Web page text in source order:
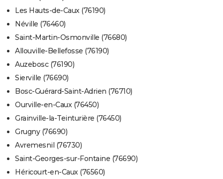
Les Hauts-de-Caux (76190)
Néville (76460)
Saint-Martin-Osmonville (76680)
Allouville-Bellefosse (76190)
Auzebosc (76190)
Sierville (76690)
Bosc-Guérard-Saint-Adrien (76710)
Ourville-en-Caux (76450)
Grainville-la-Teinturière (76450)
Grugny (76690)
Avremesnil (76730)
Saint-Georges-sur-Fontaine (76690)
Héricourt-en-Caux (76560)